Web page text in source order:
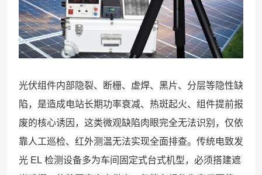
光伏组件内部隐裂、断栅、虚焊、黑片、分层等隐性缺
陷，是造成电站长期功率衰减、热斑起火、组件提前报
废的核心诱因，这类微观缺陷肉眼完全无法识别，仅依
靠人工巡检、红外测温无法实现全面排查。传统电致发
光 EL 检测设备多为车间固定式台式机型，必须搭建遮